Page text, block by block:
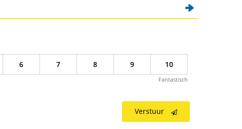
6 7 8 9 10
Fantastisch
Verstuur